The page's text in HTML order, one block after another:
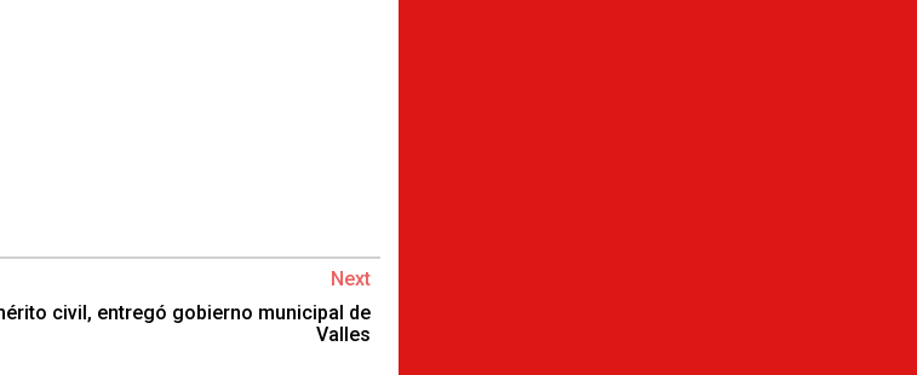
Next
civil, entregó gobierno municipal de
Valles